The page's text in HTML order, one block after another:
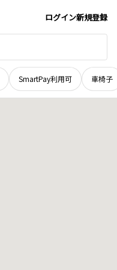
ログイン新規登録
SmartPay利用可 車椅子